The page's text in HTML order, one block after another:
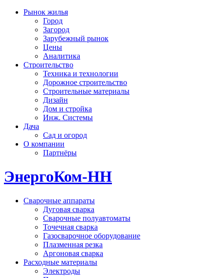
Рынок жилья
Город
Загород
Зарубежный рынок
Цены
Аналитика
Строительство
Техника и технологии
Дорожное строительство
Строительные материалы
Дизайн
Дом и стройка
Инж. Системы
Дача
Сад и огород
О компании
Партнёры
ЭнергоКом-НН
Сварочные аппараты
Дуговая сварка
Сварочные полуавтоматы
Точечная сварка
Газосварочное оборудование
Плазменная резка
Аргоновая сварка
Расходные материалы
Электроды